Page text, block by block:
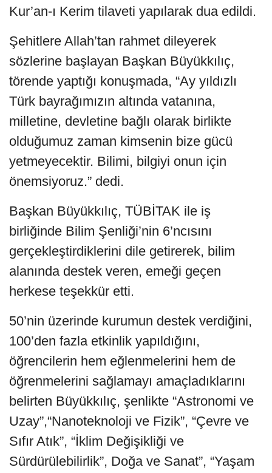
Kur’an-ı Kerim tilaveti yapılarak dua edildi.
Şehitlere Allah’tan rahmet dileyerek
sözlerine başlayan Başkan Büyükkılıç,
törende yaptığı konuşmada, “Ay yıldızlı
Türk bayrağımızın altında vatanına,
milletine, devletine bağlı olarak birlikte
olduğumuz zaman kimsenin bize gücü
yetmeyecektir. Bilimi, bilgiyi onun için
önemsiyoruz.” dedi.
Başkan Büyükkılıç, TÜBİTAK ile iş
birliğinde Bilim Şenliği’nin 6’ncısını
gerçekleştirdiklerini dile getirerek, bilim
alanında destek veren, emeği geçen
herkese teşekkür etti.
50’nin üzerinde kurumun destek verdiğini,
100’den fazla etkinlik yapıldığını,
öğrencilerin hem eğlenmelerini hem de
öğrenmelerini sağlamayı amaçladıklarını
belirten Büyükkılıç, şenlikte “Astronomi ve
Uzay”,“Nanoteknoloji ve Fizik”, “Çevre ve
Sıfır Atık”, “İklim Değişikliği ve
Sürdürülebilirlik”, Doğa ve Sanat”, “Yaşam